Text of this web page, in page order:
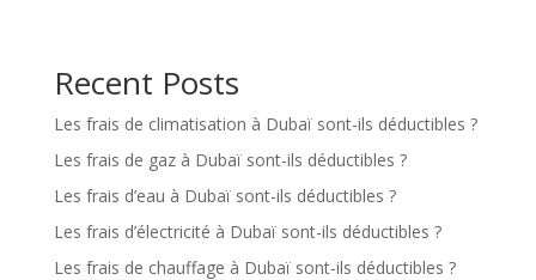
Recent Posts
Les frais de climatisation à Dubaï sont-ils déductibles ?
Les frais de gaz à Dubaï sont-ils déductibles ?
Les frais d’eau à Dubaï sont-ils déductibles ?
Les frais d’électricité à Dubaï sont-ils déductibles ?
Les frais de chauffage à Dubaï sont-ils déductibles ?